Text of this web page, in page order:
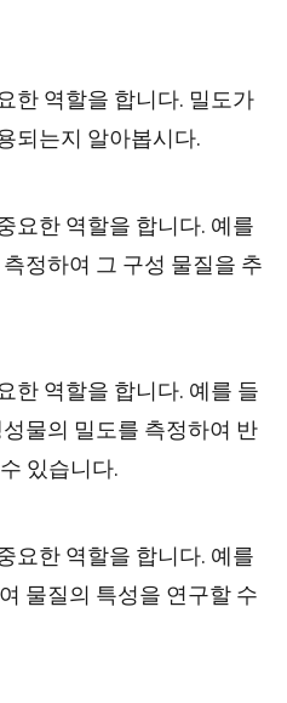
한 역할을 합니다. 밀도가
되는지 알아봅시다.
요한 역할을 합니다. 예를
정하여 그 구성 물질을 추
한 역할을 합니다. 예를 들
물의 밀도를 측정하여 반
있습니다.
요한 역할을 합니다. 예를
물질의 특성을 연구할 수